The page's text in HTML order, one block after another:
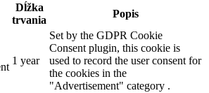
Dĺžka
trvania
Popis
1 year
Set by the GDPR Cookie
Consent plugin, this cookie is
used to record the user consent for
the cookies in the
"Advertisement" category .